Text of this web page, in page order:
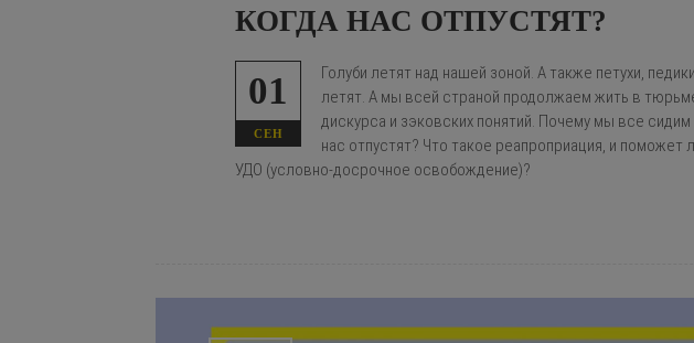
КОГДА НАС ОТПУСТЯТ?
01
СЕН
Голуби летят над нашей зоной. А также петухи,
летят. А мы всей страной продолжаем жить в
дискурса и зэковских понятий. Почему мы все
нас отпустят? Что такое реапроприация, и поможет
УДО (условно-досрочное освобождение)?